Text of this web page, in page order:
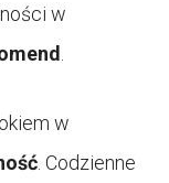
w
w
. Codzienne